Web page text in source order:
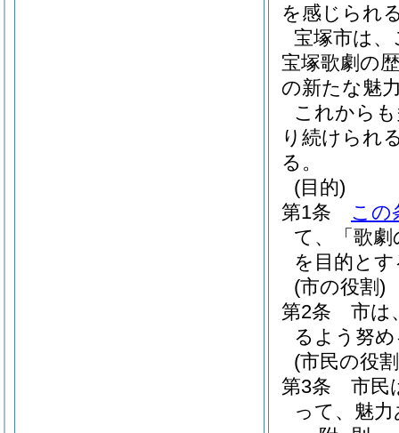
を感じられ
宝塚市は
宝塚歌劇の
の新たな魅
これから
り続けられ
る。
(目的)
第1条
この
て、「歌
を目的と
(市の役割)
第2条
市は
るよう努
(市民の役
第3条
市民
って、魅